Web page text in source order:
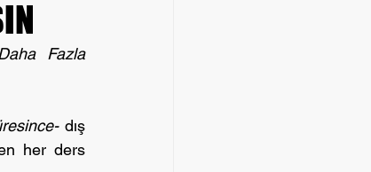
Fazla
dış
her ders